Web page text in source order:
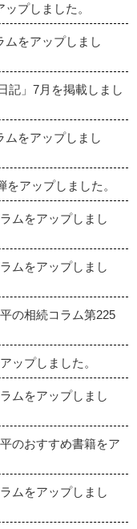
プしました。
をアップしまし
記」7月を掲載しまし
をアップしまし
アップしました。
ムをアップしまし
ムをアップしまし
の相続コラム第225
ップしました。
ムをアップしまし
のおすすめ書籍をア
ムをアップしまし